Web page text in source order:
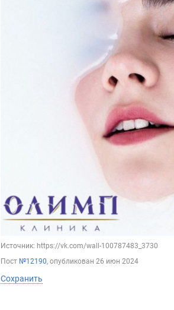
Источник: https://vk.com/wall-100787483_3730
Пост №12190, опубликован 26 июн 2024
Сохранить